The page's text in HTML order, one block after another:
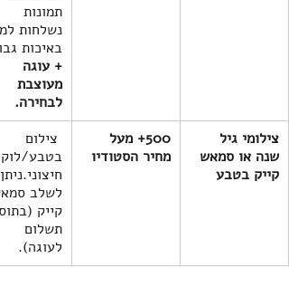
תמונות
נשלחות
באיכות
+ עוגה
מעוצבת
לבחירה.
צילומי גיל
שנה או סמאש
קייק בטבע
500+ מעל
מחיר הסטודיו
צילום
בטבע/
לשלב
קייק
תשלום
לעוגה).